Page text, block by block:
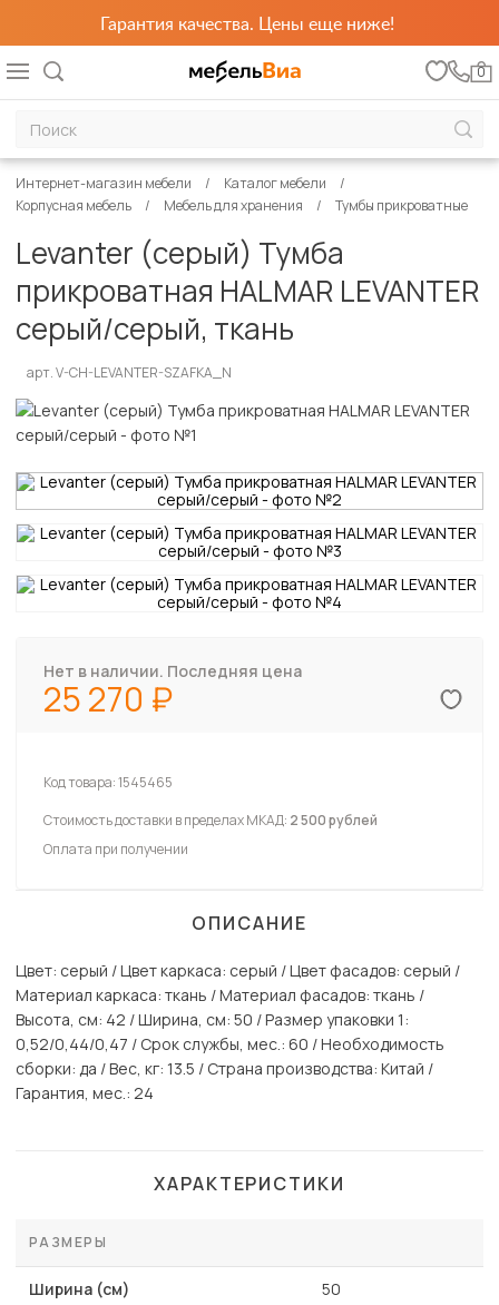
Гарантия качества. Цены еще ниже!
0
Интернет-магазин мебели
Каталог мебели
Корпусная мебель
Мебель для хранения Тумбы прикроватные
Levanter (серый) Тумба
прикроватная HALMAR LEVANTER
серый/серый, ткань
арт. V-CH-LEVANTER-SZAFKA_N
Нет в наличии. Последняя цена
25 270
Код товара:1545465
Стоимость доставки в пределах МКАД: 2 500 рублей
Оплата при получении
ОПИСАНИЕ
Цвет: серый / Цвет каркаса: серый / Цвет фасадов: серый /
Материал каркаса: ткань / Материал фасадов: ткань /
Высота, см: 42 / Ширина, см: 50 / Размер упаковки 1:
0,52/0,44/0,47 / Срок службы, мес.: 60 / Необходимость
сборки: да / Вес, кг: 13.5 / Страна производства: Китай /
Гарантия, мес.: 24
ХАРАКТЕРИСТИКИ
РАЗМЕРЫ
Ширина (см) 50